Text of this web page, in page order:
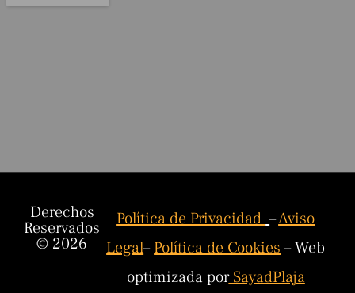
Derechos
Reservados
© 2026
Política de Privacidad–Aviso
Legal–Política de Cookies– Web
optimizada porSayadPlaja